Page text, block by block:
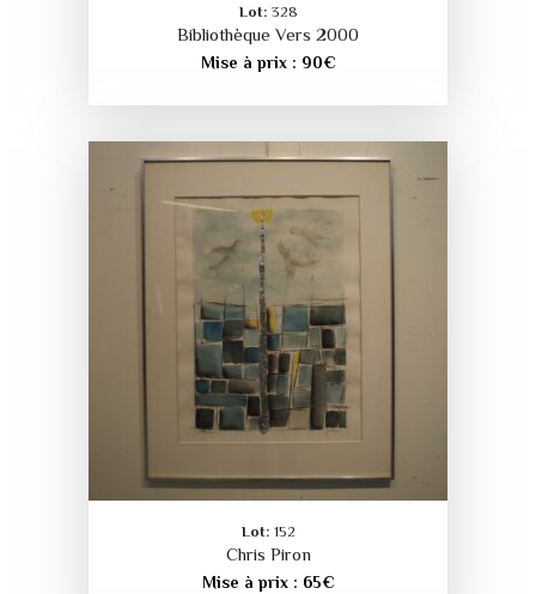
Lot: 328
Bibliothèque Vers 2000
Mise à prix : 90€
Lot: 152
Chris Piron
Mise à prix : 65€